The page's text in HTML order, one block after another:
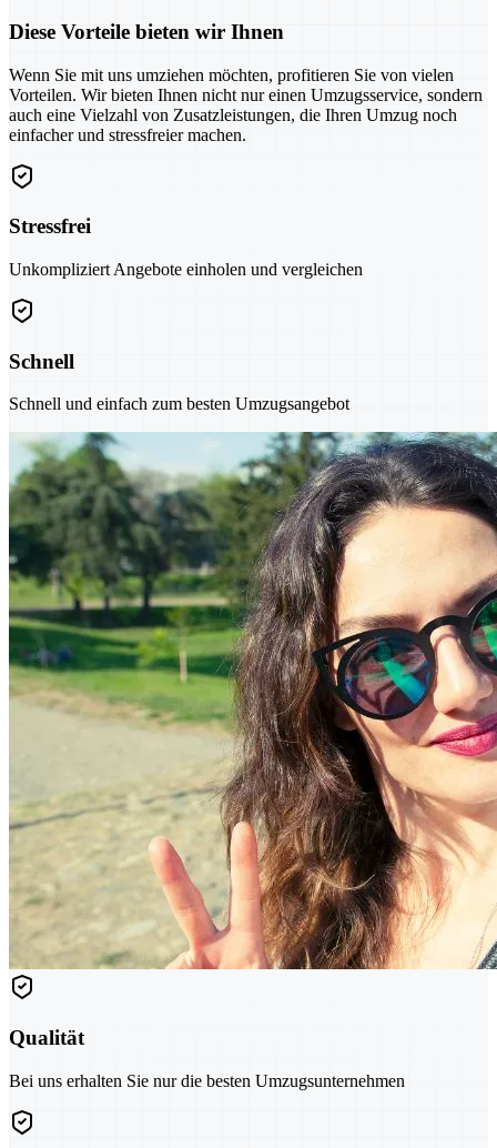
Diese Vorteile bieten wir Ihnen
Wenn Sie mit uns umziehen möchten, profitieren Sie von vielen
Vorteilen. Wir bieten Ihnen nicht nur einen Umzugsservice, sondern
auch eine Vielzahl von Zusatzleistungen, die Ihren Umzug noch
einfacher und stressfreier machen.
Stressfrei
Unkompliziert Angebote einholen und vergleichen
Schnell
Schnell und einfach zum besten Umzugsangebot
Qualität
Bei uns erhalten Sie nur die besten Umzugsunternehmen